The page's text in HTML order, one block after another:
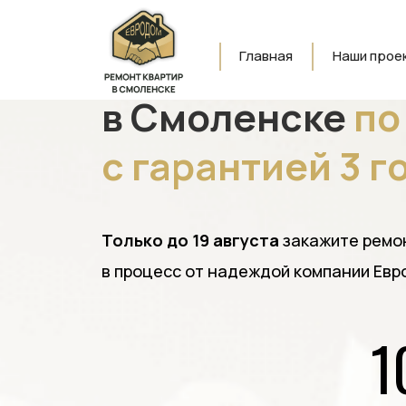
Главная Наши
Ремонт
в Смоленске
с гарантией 3
Только до 19 августа закажите
в процесс от надеждой компании